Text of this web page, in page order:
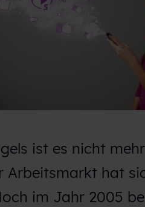
ist es nicht
Arbeitsmarkt hat
im Jahr 2005